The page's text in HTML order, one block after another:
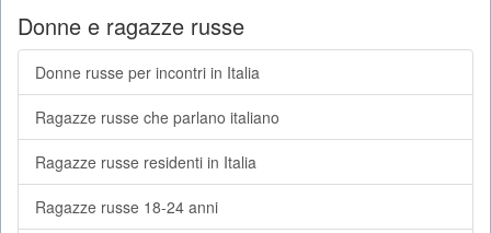
Donne e ragazze russe
Donne russe per incontri in Italia
Ragazze russe che parlano italiano
Ragazze russe residenti in Italia
Ragazze russe 18-24 anni